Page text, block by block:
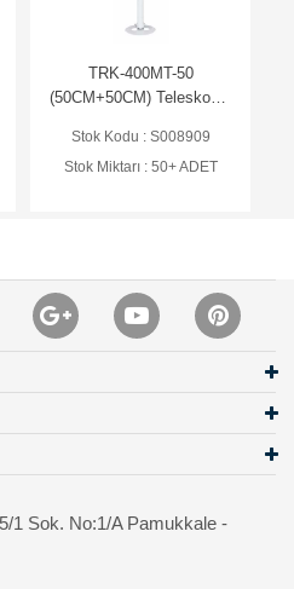
TRK-400MT-50
(50CM+50CM) Teleskopik
Stok Kodu : S008909
Stok Miktarı : 50+ ADET
1 Sok. No:1/A Pamukkale -